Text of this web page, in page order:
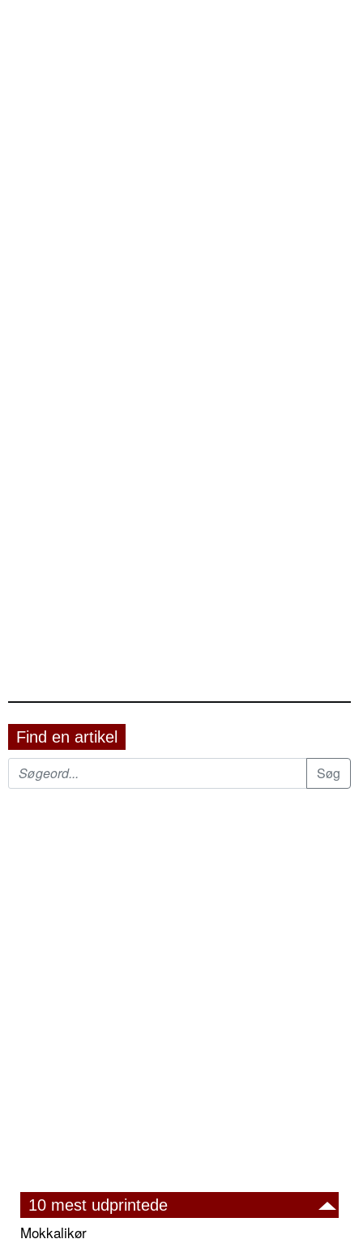
Find en artikel
10 mest udprintede
Mokkalikør